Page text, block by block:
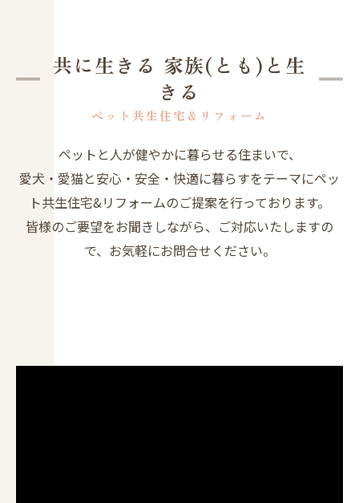
ペット共生住宅＆リフォーム
共に生きる 家族(とも)と生
きる
ペットと人が健やかに暮らせる住まいで、
愛犬・愛猫と安心・安全・快適に暮らすをテーマにペッ
ト共生住宅&リフォームのご提案を行っております。
皆様のご要望をお聞きしながら、ご対応いたしますの
で、お気軽にお問合せください。